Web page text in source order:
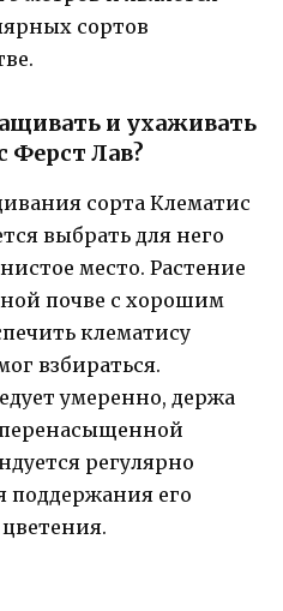
сортов
и ухаживать
Ферст Лав?
сорта Клематис
выбрать для него
место. Растение
почве с хорошим
клематису
взбираться.
умеренно, держа
регулярно
поддержания его